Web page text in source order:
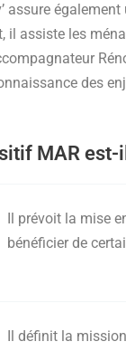
assure
il assiste les
des
MAR est-
Il prévoit la mise
bénéficier de
Il définit la